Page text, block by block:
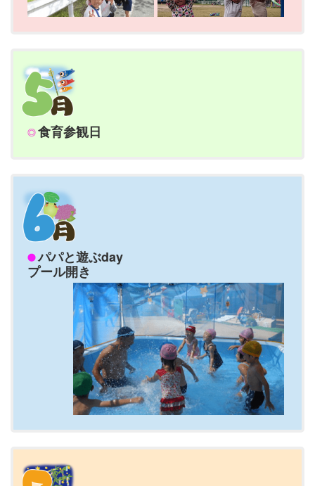
食育参観日
パパと遊ぶday
プール開き